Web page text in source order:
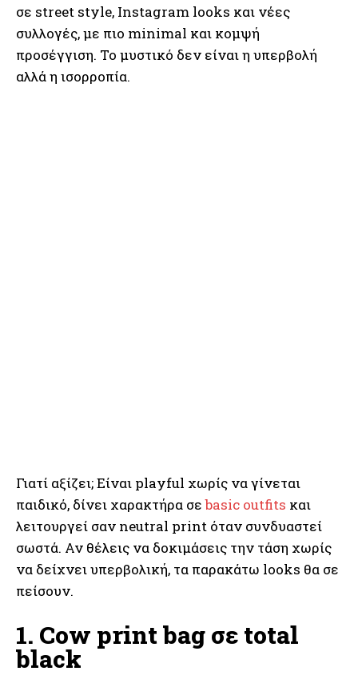
σε street style, Instagram looks και νέες
συλλογές, με πιο minimal και κομψή
προσέγγιση. Το μυστικό δεν είναι η υπερβολή
αλλά η ισορροπία.
Γιατί αξίζει; Είναι playful χωρίς να γίνεται
παιδικό, δίνει χαρακτήρα σεbasic outfits και
λειτουργεί σαν neutral print όταν συνδυαστεί
σωστά. Αν θέλεις να δοκιμάσεις την τάση χωρίς
να δείχνει υπερβολική, τα παρακάτω looks θα σε
πείσουν.
1. Cow print bag σε total
black